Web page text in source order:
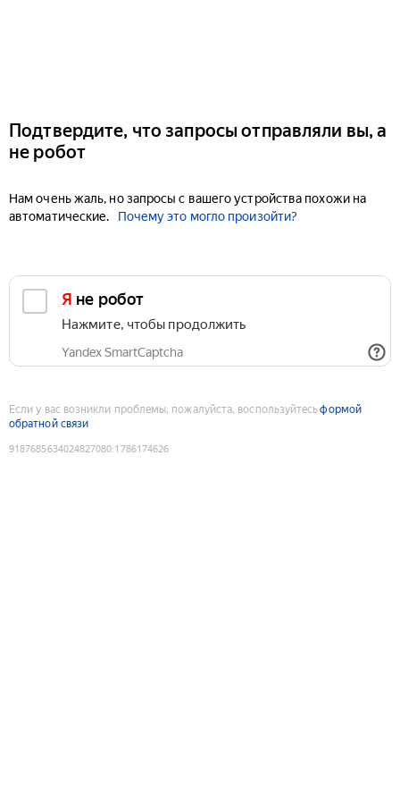
Подтвердите, что запросы отправляли вы, а
не робот
Нам очень жаль, но запросы с вашего устройства похожи на
автоматические.
Почему это могло произойти?
Я не робот
Нажмите, чтобы продолжить
Yandex SmartCaptcha
Если у вас возникли проблемы, пожалуйста, воспользуйтесьформой
обратной связи
9187685634024827080:1786174626